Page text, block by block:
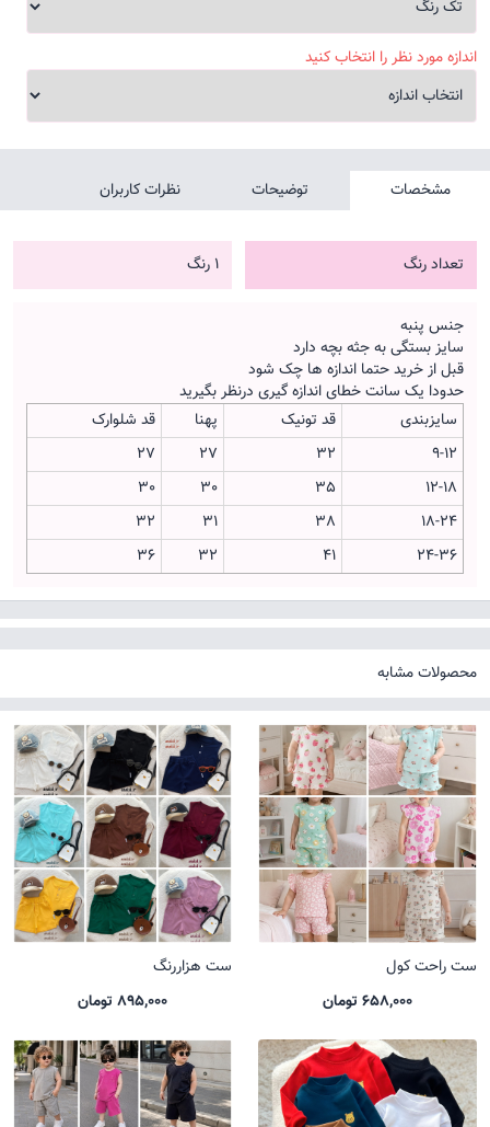
اندازه مورد نظر را انتخاب کنید
مشخصات توضیحات نظرات کاربران
تعداد رنگ 1 رنگ
جنس پنبه
سایز بستگی به جثه بچه دارد
قبل از خرید حتما اندازه ها چک شود
حدودا یک سانت خطای اندازه گیری درنظر بگیرید
سایزبندی
قد تونیک پهنا
قد شلوارک
9-12
32
27
27
12-18
35
30
30
18-24
38
31
32
24-36
41
32
36
محصولات مشابه
ست راحت کول
658,000 تومان
ست هزاررنگ
895,000 تومان